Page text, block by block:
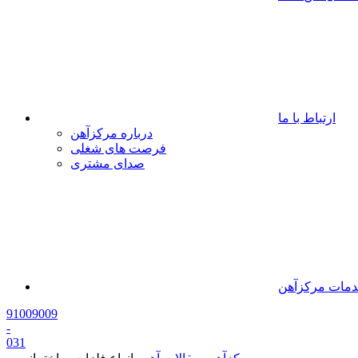
ارتباط با ما
درباره مرکزآهن
فرصت های شغلی
صدای مشتری
مرکزآهن
91009009
-
031